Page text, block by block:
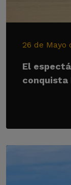
26 de Mayo
El
conquista